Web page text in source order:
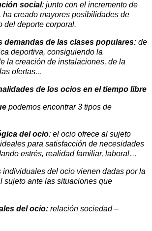
social: junto con el incremento de
ha creado mayores posibilidades de
del deporte corporal.
demandas de las clases populares: de
deportiva, consiguiendo la
la creación de instalaciones, de la
ofertas...
de los ocios en el tiempo libre
podemos encontrar 3 tipos de
del ocio: el ocio ofrece al sujeto
para satisfacción de necesidades
estrés, realidad familiar, laboral…
individuales del ocio vienen dadas por la
sujeto ante las situaciones que
del ocio: relación sociedad –